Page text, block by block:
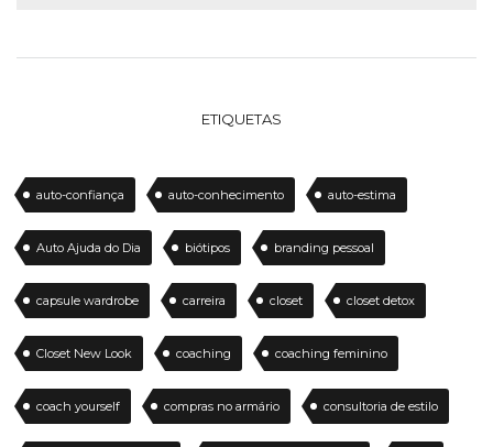
ETIQUETAS
auto-confiança auto-conhecimento auto-estima
Auto Ajuda do Dia biótipos branding pessoal
capsule wardrobe carreira closet closet detox
Closet New Look coaching coaching feminino
coach yourself compras no armário consultoria de estilo